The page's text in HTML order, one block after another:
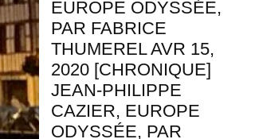
EUROPE ODYSSÉE,
PAR FABRICE
THUMEREL AVR 15,
2020 [CHRONIQUE]
JEAN-PHILIPPE
CAZIER, EUROPE
ODYSSÉE, PAR